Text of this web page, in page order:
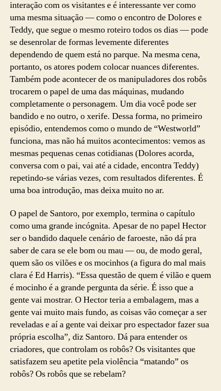
interação com os visitantes e é interessante ver como
uma mesma situação — como o encontro de Dolores e
Teddy, que segue o mesmo roteiro todos os dias — pode
se desenrolar de formas levemente diferentes
dependendo de quem está no parque. Na mesma cena,
portanto, os atores podem colocar nuances diferentes.
Também pode acontecer de os manipuladores dos robôs
trocarem o papel de uma das máquinas, mudando
completamente o personagem. Um dia você pode ser
bandido e no outro, o xerife. Dessa forma, no primeiro
episódio, entendemos como o mundo de “Westworld”
funciona, mas não há muitos acontecimentos: vemos as
mesmas pequenas cenas cotidianas (Dolores acorda,
conversa com o pai, vai até a cidade, encontra Teddy)
repetindo-se várias vezes, com resultados diferentes. É
uma boa introdução, mas deixa muito no ar.
O papel de Santoro, por exemplo, termina o capítulo
como uma grande incógnita. Apesar de no papel Hector
ser o bandido daquele cenário de faroeste, não dá pra
saber de cara se ele bom ou mau — ou, de modo geral,
quem são os vilões e os mocinhos (a figura do mal mais
clara é Ed Harris). “Essa questão de quem é vilão e quem
é mocinho é a grande pergunta da série. É isso que a
gente vai mostrar. O Hector teria a embalagem, mas a
gente vai muito mais fundo, as coisas vão começar a ser
reveladas e aí a gente vai deixar pro espectador fazer sua
própria escolha”, diz Santoro. Dá para entender os
criadores, que controlam os robôs? Os visitantes que
satisfazem seu apetite pela violência “matando” os
robôs? Os robôs que se rebelam?